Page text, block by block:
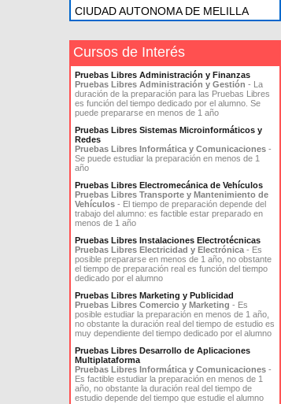
CIUDAD AUTONOMA DE MELILLA
Cursos de Interés
Pruebas Libres Administración y Finanzas
Pruebas Libres Administración y Gestión - La
duración de la preparación para las Pruebas Libres
es función del tiempo dedicado por el alumno. Se
puede prepararse en menos de 1 año
Pruebas Libres Sistemas Microinformáticos y
Redes
Pruebas Libres Informática y Comunicaciones -
Se puede estudiar la preparación en menos de 1
año
Pruebas Libres Electromecánica de Vehículos
Pruebas Libres Transporte y Mantenimiento de
Vehículos - El tiempo de preparación depende del
trabajo del alumno: es factible estar preparado en
menos de 1 año
Pruebas Libres Instalaciones Electrotécnicas
Pruebas Libres Electricidad y Electrónica - Es
posible prepararse en menos de 1 año, no obstante
el tiempo de preparación real es función del tiempo
dedicado por el alumno
Pruebas Libres Marketing y Publicidad
Pruebas Libres Comercio y Marketing - Es
posible estudiar la preparación en menos de 1 año,
no obstante la duración real del tiempo de estudio es
muy dependiente del tiempo dedicado por el alumno
Pruebas Libres Desarrollo de Aplicaciones
Multiplataforma
Pruebas Libres Informática y Comunicaciones -
Es factible estudiar la preparación en menos de 1
año, no obstante la duración real del tiempo de
estudio depende del tiempo que estudie el alumno